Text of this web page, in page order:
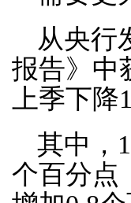
从央行
报告》中
上季下降
其中，
个百分点